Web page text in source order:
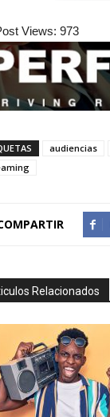
Views: 973
audiencias
Relacionados